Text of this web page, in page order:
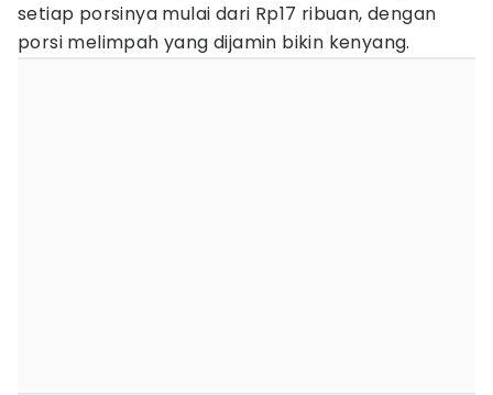
setiap porsinya mulai dari Rp17 ribuan, dengan
porsi melimpah yang dijamin bikin kenyang.